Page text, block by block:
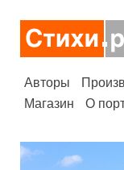
Авторы
Магазин
О